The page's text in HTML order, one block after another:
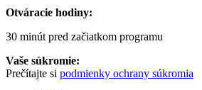
Otváracie hodiny:
30 minút pred začiatkom programu
Vaše súkromie:
Prečítajte si podmienky ochrany súkromia